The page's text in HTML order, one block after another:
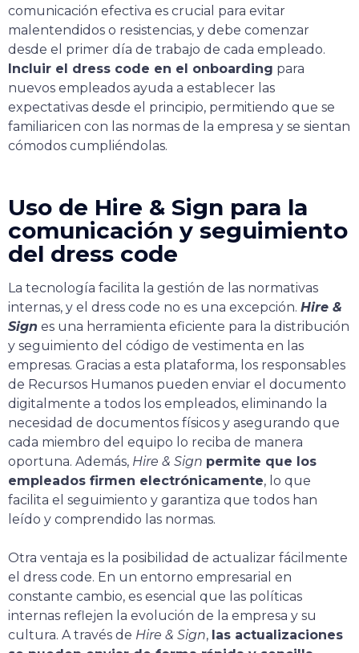
comunicación efectiva es crucial para evitar
malentendidos o resistencias, y debe comenzar
desde el primer día de trabajo de cada empleado.
Incluir el dress code en el onboarding para
nuevos empleados ayuda a establecer las
expectativas desde el principio, permitiendo que se
familiaricen con las normas de la empresa y se sientan
cómodos cumpliéndolas.
Uso de Hire & Sign para la
comunicación y seguimiento
del dress code
La tecnología facilita la gestión de las normativas
internas, y el dress code no es una excepción. Hire &
Sign es una herramienta eficiente para la distribución
y seguimiento del código de vestimenta en las
empresas. Gracias a esta plataforma, los responsables
de Recursos Humanos pueden enviar el documento
digitalmente a todos los empleados, eliminando la
necesidad de documentos físicos y asegurando que
cada miembro del equipo lo reciba de manera
oportuna. Además, Hire & Sign permite que los
empleados firmen electrónicamente, lo que
facilita el seguimiento y garantiza que todos han
leído y comprendido las normas.
Otra ventaja es la posibilidad de actualizar fácilmente
el dress code. En un entorno empresarial en
constante cambio, es esencial que las políticas
internas reflejen la evolución de la empresa y su
cultura. A través de Hire & Sign, las actualizaciones